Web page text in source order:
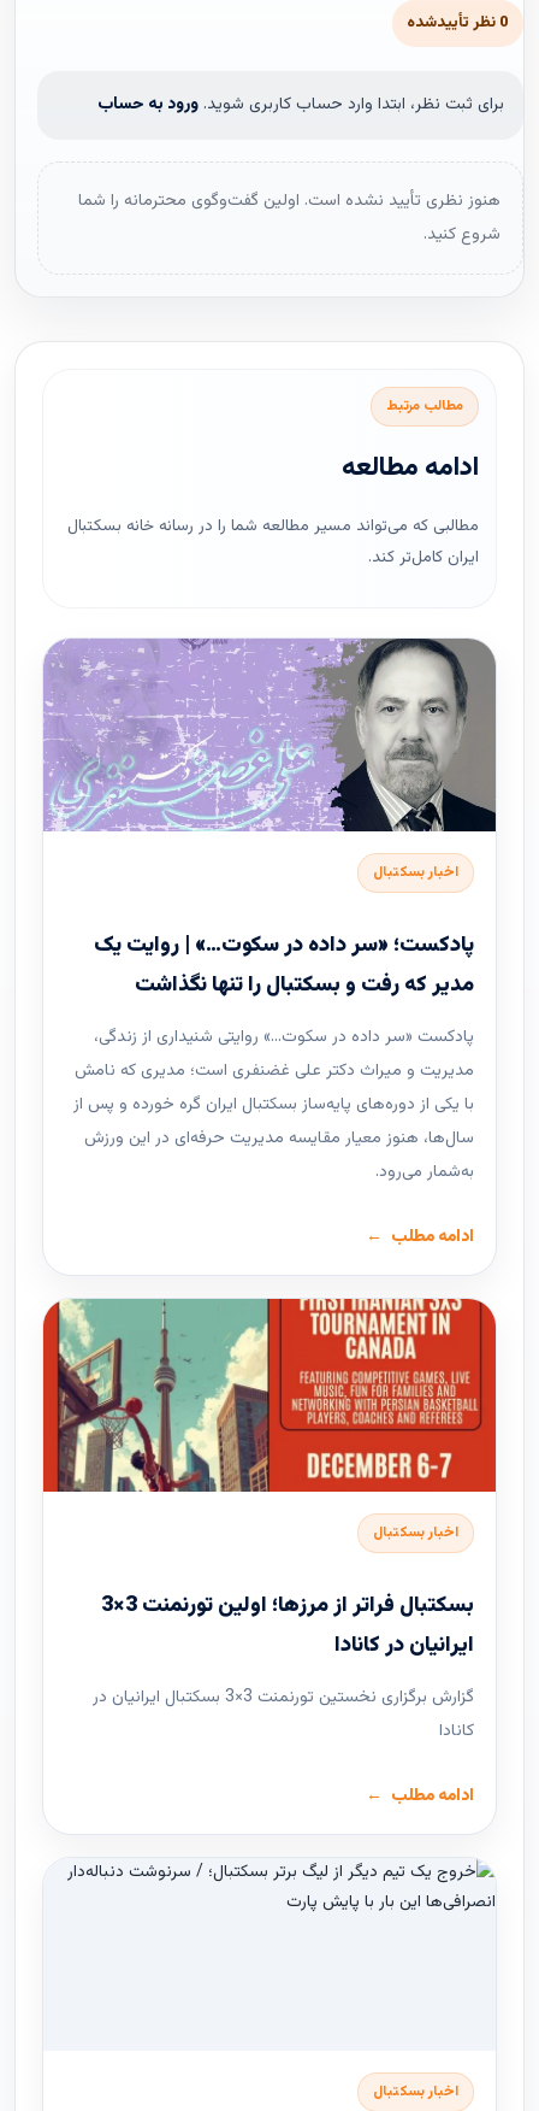
0 نظر تأییدشده
برای ثبت نظر، ابتدا وارد حساب کاربری شوید. ورود به حساب
هنوز نظری تأیید نشده است. اولین گفت‌وگوی محترمانه را شما
شروع کنید.
مطالب مرتبط
ادامه مطالعه
مطالبی که می‌تواند مسیر مطالعه شما را در رسانه خانه بسکتبال
ایران کامل‌تر کند.
اخبار بسکتبال
پادکست؛ «سر داده در سکوت…» | روایت یک
مدیر که رفت و بسکتبال را تنها نگذاشت
پادکست «سر داده در سکوت…» روایتی شنیداری از زندگی،
مدیریت و میراث دکتر علی غضنفری است؛ مدیری که نامش
با یکی از دوره‌های پایه‌ساز بسکتبال ایران گره خورده و پس از
سال‌ها، هنوز معیار مقایسه مدیریت حرفه‌ای در این ورزش
به‌شمار می‌رود.
ادامه مطلب
اخبار بسکتبال
بسکتبال فراتر از مرزها؛ اولین تورنمنت 3×3
ایرانیان در کانادا
گزارش برگزاری نخستین تورنمنت 3×3 بسکتبال ایرانیان در
کانادا
ادامه مطلب
اخبار بسکتبال